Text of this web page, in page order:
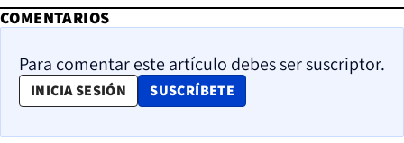
COMENTARIOS
Para comentar este artículo debes ser suscriptor.
INICIA SESIÓN SUSCRÍBETE
OPENS IN NEW WINDOW